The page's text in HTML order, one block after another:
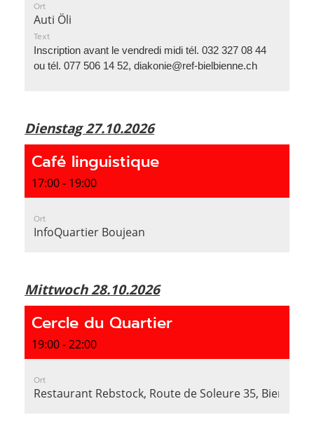
Ort
Auti Öli
Text
Inscription avant le vendredi midi tél. 032 327 08 44
ou tél. 077 506 14 52, diakonie@ref-bielbienne.ch
Dienstag 27.10.2026
Café linguistique
17:00 - 19:00
Ort
InfoQuartier Boujean
Mittwoch 28.10.2026
Cercle du Quartier
19:00 - 22:00
Ort
Restaurant Rebstock, Route de Soleure 35, Bienne